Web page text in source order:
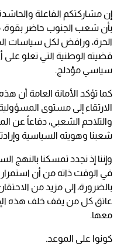
إن مشاركتكم الفاعلة
بأن شعب الجنوب حاضر بقوة،
الحرة، ورافض لكل سياسات
قضيته الوطنية التي تعلو
سياسي مؤدلج.
كما تؤكد الأمانة العامة أن
الارتقاء إلى مستوى
والتلاحم الشعبي، دفاعاً عن
شعبنا وهويته السياسية
وإننا إذ نجدد تمسكنا بالنهج
في الوقت ذاته من أن
بالضرورة، إلى مزيد من
عاتق كل من يقف خلف هذه
معها.
كونوا على الموعد.